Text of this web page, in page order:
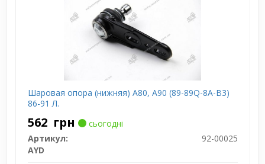
Шаровая опора (нижняя) A80, A90 (89-89Q-8A-B3)
86-91 Л.
562 грн
сьогодні
Артикул:
92-00025
AYD